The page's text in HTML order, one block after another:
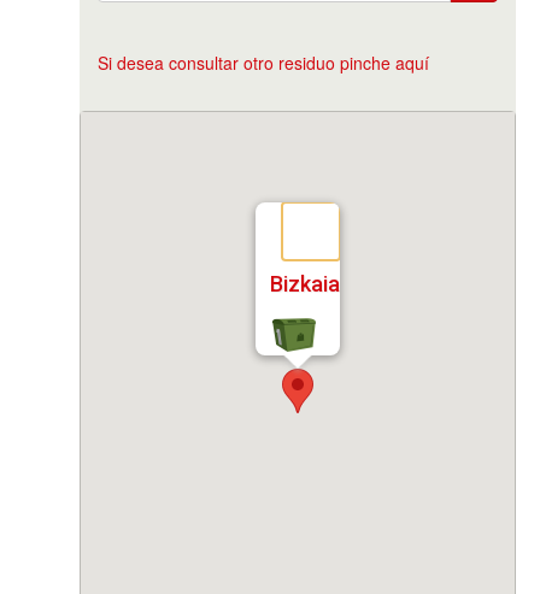
Si desea consultar otro residuo pinche aquí
Bizkaia